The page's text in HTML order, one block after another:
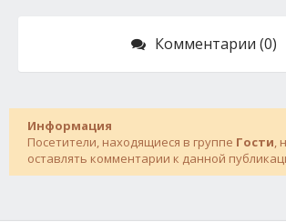
Комментарии (0)
Информация
Посетители, находящиеся в группе Гости ,
оставлять комментарии к данной